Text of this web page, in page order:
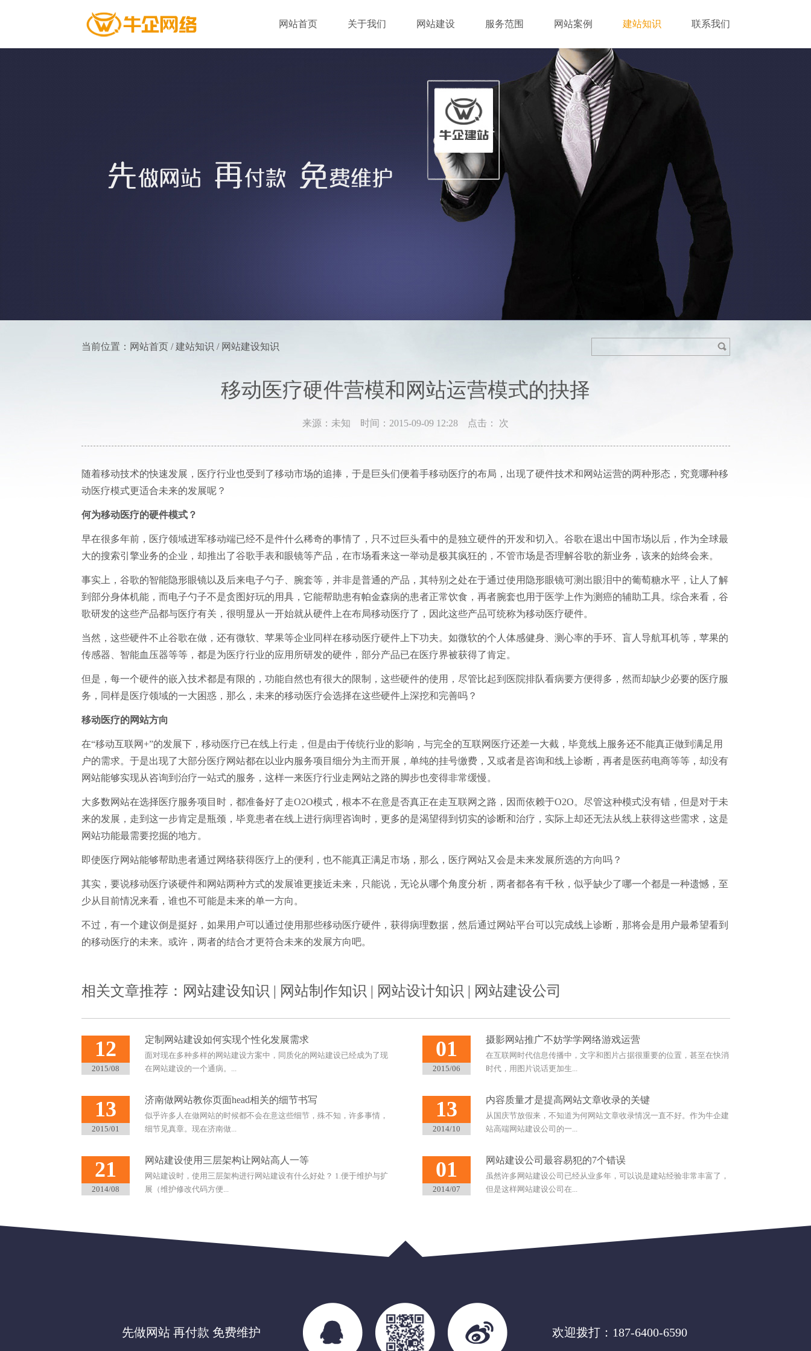
网站首页 关于我们 网站建设 服务范围 网站案例 建站知识 联系我们
当前位置：网站首页 / 建站知识 / 网站建设知识
移动医疗硬件营模和网站运营模式的抉择
来源：未知 时间：2015-09-09 12:28 点击： 次
随着移动技术的快速发展，医疗行业也受到了移动市场的追捧，于是巨头们便着手移动医疗的布局，出现了硬件技术和网站运营的两种形态，究竟哪种移
动医疗模式更适合未来的发展呢？
何为移动医疗的硬件模式？
早在很多年前，医疗领域进军移动端已经不是件什么稀奇的事情了，只不过巨头看中的是独立硬件的开发和切入。谷歌在退出中国市场以后，作为全球最
大的搜索引擎业务的企业，却推出了谷歌手表和眼镜等产品，在市场看来这一举动是极其疯狂的，不管市场是否理解谷歌的新业务，该来的始终会来。
事实上，谷歌的智能隐形眼镜以及后来电子勺子、腕套等，并非是普通的产品，其特别之处在于通过使用隐形眼镜可测出眼泪中的葡萄糖水平，让人了解
到部分身体机能，而电子勺子不是贪图好玩的用具，它能帮助患有帕金森病的患者正常饮食，再者腕套也用于医学上作为测癌的辅助工具。综合来看，谷
歌研发的这些产品都与医疗有关，很明显从一开始就从硬件上在布局移动医疗了，因此这些产品可统称为移动医疗硬件。
当然，这些硬件不止谷歌在做，还有微软、苹果等企业同样在移动医疗硬件上下功夫。如微软的个人体感健身、测心率的手环、盲人导航耳机等，苹果的
传感器、智能血压器等等，都是为医疗行业的应用所研发的硬件，部分产品已在医疗界被获得了肯定。
但是，每一个硬件的嵌入技术都是有限的，功能自然也有很大的限制，这些硬件的使用，尽管比起到医院排队看病要方便得多，然而却缺少必要的医疗服
务，同样是医疗领域的一大困惑，那么，未来的移动医疗会选择在这些硬件上深挖和完善吗？
移动医疗的网站方向
在“移动互联网+”的发展下，移动医疗已在线上行走，但是由于传统行业的影响，与完全的互联网医疗还差一大截，毕竟线上服务还不能真正做到满足用
户的需求。于是出现了大部分医疗网站都在以业内服务项目细分为主而开展，单纯的挂号缴费，又或者是咨询和线上诊断，再者是医药电商等等，却没有
网站能够实现从咨询到治疗一站式的服务，这样一来医疗行业走网站之路的脚步也变得非常缓慢。
大多数网站在选择医疗服务项目时，都准备好了走O2O模式，根本不在意是否真正在走互联网之路，因而依赖于O2O。尽管这种模式没有错，但是对于未
来的发展，走到这一步肯定是瓶颈，毕竟患者在线上进行病理咨询时，更多的是渴望得到切实的诊断和治疗，实际上却还无法从线上获得这些需求，这是
网站功能最需要挖掘的地方。
即使医疗网站能够帮助患者通过网络获得医疗上的便利，也不能真正满足市场，那么，医疗网站又会是未来发展所选的方向吗？
其实，要说移动医疗谈硬件和网站两种方式的发展谁更接近未来，只能说，无论从哪个角度分析，两者都各有千秋，似乎缺少了哪一个都是一种遗憾，至
少从目前情况来看，谁也不可能是未来的单一方向。
不过，有一个建议倒是挺好，如果用户可以通过使用那些移动医疗硬件，获得病理数据，然后通过网站平台可以完成线上诊断，那将会是用户最希望看到
的移动医疗的未来。或许，两者的结合才更符合未来的发展方向吧。
相关文章推荐： 网站建设知识 | 网站制作知识 | 网站设计知识 | 网站建设公司
12
2015/08
定制网站建设如何实现个性化发展需求
面对现在多种多样的网站建设方案中，同质化的网站建设已经成为了现
在网站建设的一个通病。...
01
2015/06
摄影网站推广不妨学学网络游戏运营
在互联网时代信息传播中，文字和图片占据很重要的位置，甚至在快消
时代，用图片说话更加生...
13
2015/01
济南做网站教你页面head相关的细节书写
似乎许多人在做网站的时候都不会在意这些细节，殊不知，许多事情，
细节见真章。现在济南做...
13
2014/10
内容质量才是提高网站文章收录的关键
从国庆节放假来，不知道为何网站文章收录情况一直不好。作为牛企建
站高端网站建设公司的一...
21
2014/08
网站建设使用三层架构让网站高人一等
网站建设时，使用三层架构进行网站建设有什么好处？ 1.便于维护与扩
展（维护修改代码方便...
01
2014/07
网站建设公司最容易犯的7个错误
虽然许多网站建设公司已经从业多年，可以说是建站经验非常丰富了，
但是这样网站建设公司在...
先做网站 再付款 免费维护 欢迎拨打： 187-6400-6590